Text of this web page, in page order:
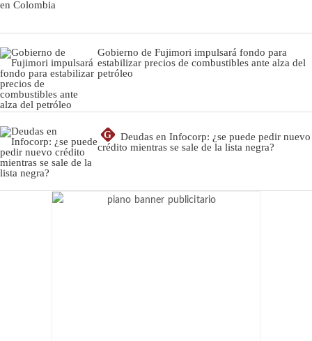
Gobierno de Fujimori impulsará fondo para
estabilizar precios de combustibles ante alza del
petróleo
G
Deudas en Infocorp: ¿se puede pedir nuevo
crédito mientras se sale de la lista negra?